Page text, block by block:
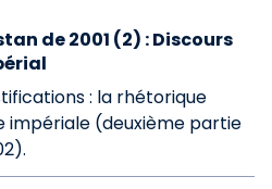
de 2001 (2) : Discours
: la rhétorique
impériale (deuxième partie